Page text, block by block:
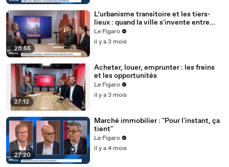
26:55
L’urbanisme transitoire et les tiers-
lieux : quand la ville s'invente entre
deux vies
Le Figaro
il y a 3 mois
27:12
Acheter, louer, emprunter : les freins
et les opportunités
Le Figaro
il y a 3 mois
27:20
Marché immobilier : "Pour l'instant, ça
tient"
Le Figaro
il y a 4 mois